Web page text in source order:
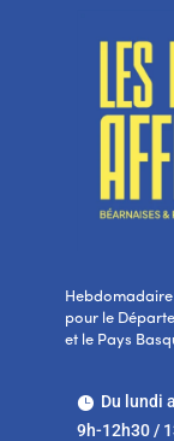
pour le
et le Pays
Du lundi
9h-12h30 /